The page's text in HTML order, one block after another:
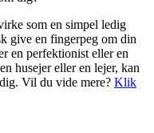
som en simpel ledig
give en fingerpeg om din
en perfektionist eller en
husejer eller en lejer, kan
Vil du vide mere? Klik